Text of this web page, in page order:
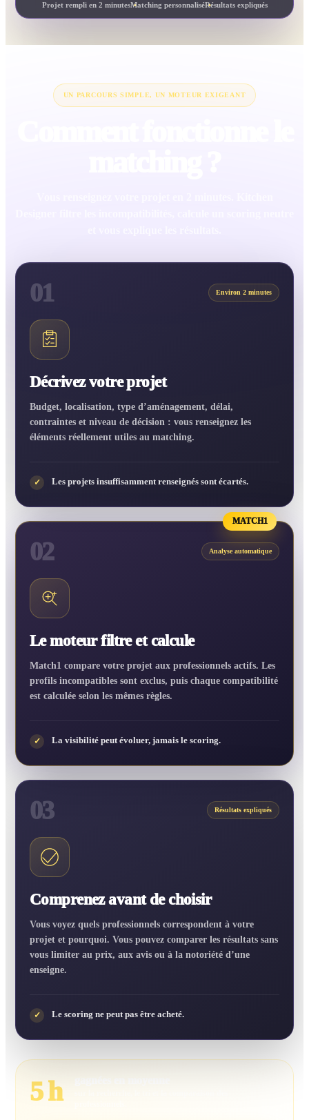
Projet rempli en 2 minutesMatching personnaliséRésultats expliqués
UN PARCOURS SIMPLE, UN MOTEUR EXIGEANT
01 Environ 2 minutes
Décrivez votre projet
Budget, localisation, type d’aménagement, délai,
contraintes et niveau de décision : vous renseignez les
éléments réellement utiles au matching.
✓ Les projets insuffisamment renseignés sont écartés.
MATCH1
02 Analyse automatique
Le moteur filtre et calcule
Match1 compare votre projet aux professionnels actifs. Les
profils incompatibles sont exclus, puis chaque compatibilité
est calculée selon les mêmes règles.
✓ La visibilité peut évoluer, jamais le scoring.
03 Résultats expliqués
Comprenez avant de choisir
Vous voyez quels professionnels correspondent à votre
projet et pourquoi. Vous pouvez comparer les résultats sans
vous limiter au prix, aux avis ou à la notoriété d’une
enseigne.
✓ Le scoring ne peut pas être acheté.
5 h